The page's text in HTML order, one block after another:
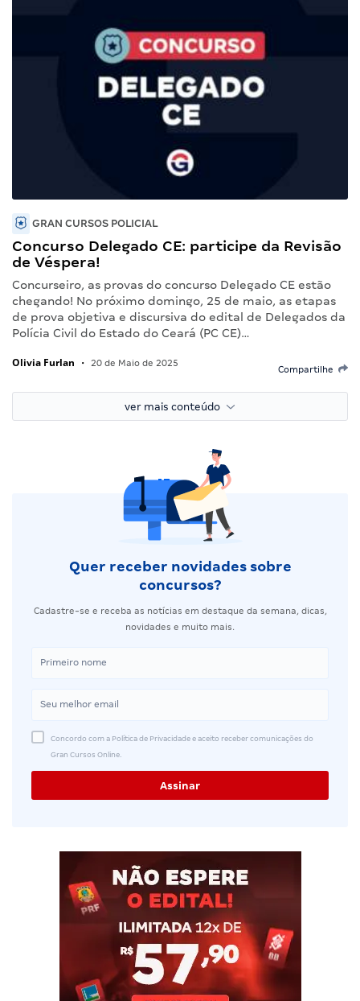
GRAN CURSOS POLICIAL
Concurso Delegado CE: participe da Revisão
de Véspera!
Concurseiro, as provas do concurso Delegado CE estão
chegando! No próximo domingo, 25 de maio, as etapas
de prova objetiva e discursiva do edital de Delegados da
Polícia Civil do Estado do Ceará (PC CE)…
Olivia Furlan • 20 de Maio de 2025
Compartilhe
ver mais conteúdo
Quer receber novidades sobre
concursos?
Cadastre-se e receba as notícias em destaque da semana, dicas,
novidades e muito mais.
Concordo com a Política de Privacidade e aceito receber comunicações do
Gran Cursos Online.